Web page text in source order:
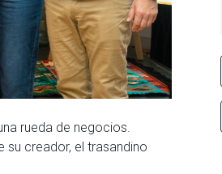
rueda de negocios.
su creador, el trasandino